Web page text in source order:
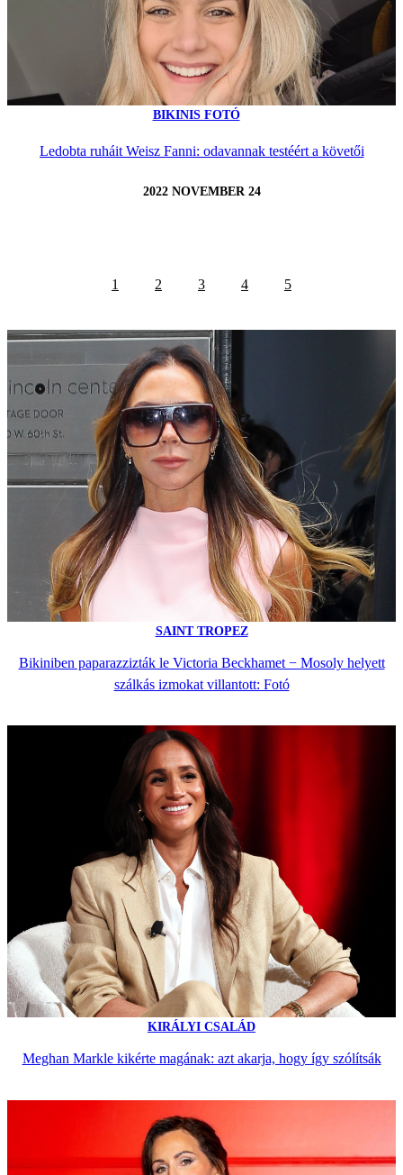
BIKINIS FOTÓ
Ledobta ruháit Weisz Fanni: odavannak testéért a követői
2022 NOVEMBER 24
1 2 3 4 5
SAINT TROPEZ
Bikiniben paparazzizták le Victoria Beckhamet − Mosoly helyett
szálkás izmokat villantott: Fotó
KIRÁLYI CSALÁD
Meghan Markle kikérte magának: azt akarja, hogy így szólítsák